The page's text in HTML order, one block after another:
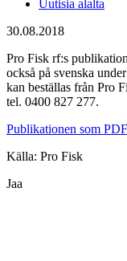
Uutisia alalta
30.08.2018
Pro Fisk rf:s
också på svenska
kan beställas från Pro
tel. 0400 827 277.
Publikationen som PDF
Källa: Pro Fisk
Jaa